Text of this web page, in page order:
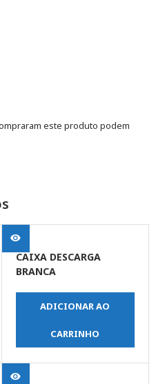
este produto podem
CAIXA DESCARGA
BRANCA
ADICIONAR AO
CARRINHO